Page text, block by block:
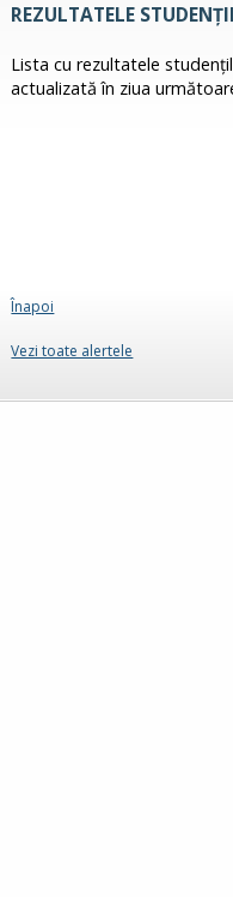
REZULTATELE
Lista cu rezultatele
actualizată în ziua
Înapoi
Vezi toate alertele